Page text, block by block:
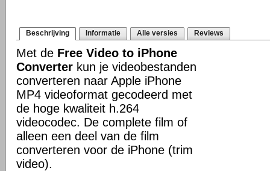
Beschrijving Informatie Alle versies Reviews
Met de Free Video to iPhone
Converter kun je videobestanden
converteren naar Apple iPhone
MP4 videoformat gecodeerd met
de hoge kwaliteit h.264
videocodec. De complete film of
alleen een deel van de film
converteren voor de iPhone (trim
video).